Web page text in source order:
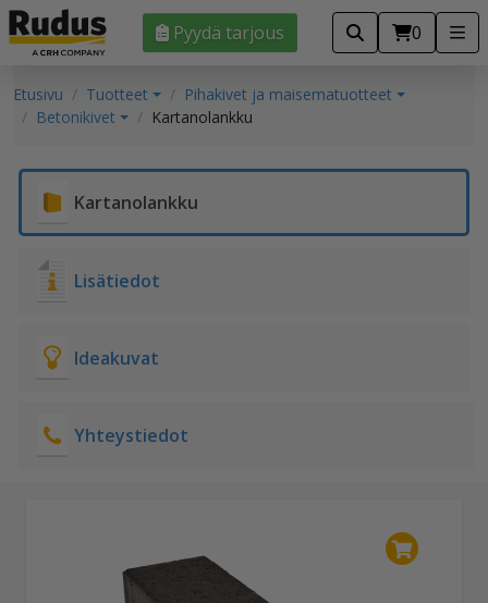
Pyydä tarjous 0
Etusivu Tuotteet
Pihakivet ja maisematuotteet
Betonikivet
Kartanolankku
Kartanolankku
Lisätiedot
Ideakuvat
Yhteystiedot